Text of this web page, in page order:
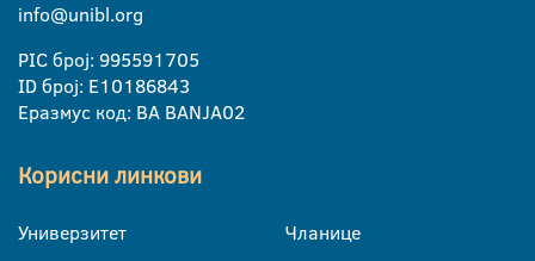
info@unibl.org
PIC број: 995591705
ID број: E10186843
Еразмус код: BA BANJA02
Корисни линкови
Универзитет
Чланице